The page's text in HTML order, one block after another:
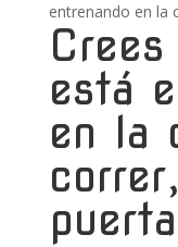
entrenando en la
está
en la